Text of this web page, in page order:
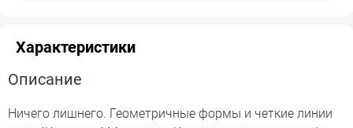
Характеристики
Описание
Ничего лишнего. Геометричные формы и четкие линии